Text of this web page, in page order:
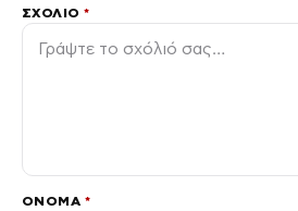
ΣΧΌΛΙΟ*
ΌΝΟΜΑ *